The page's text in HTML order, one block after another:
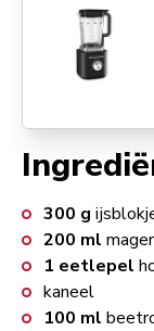
300 g
200 ml
1 eetlepel
kaneel
100 ml
Go toPure